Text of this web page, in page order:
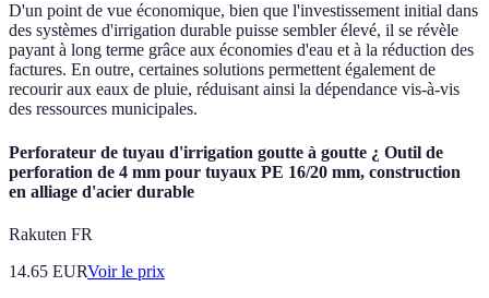
D'un point de vue économique, bien que l'investissement initial dans
des systèmes d'irrigation durable puisse sembler élevé, il se révèle
payant à long terme grâce aux économies d'eau et à la réduction des
factures. En outre, certaines solutions permettent également de
recourir aux eaux de pluie, réduisant ainsi la dépendance vis-à-vis
des ressources municipales.
Perforateur de tuyau d'irrigation goutte à goutte ¿ Outil de
perforation de 4 mm pour tuyaux PE 16/20 mm, construction
en alliage d'acier durable
Rakuten FR
14.65 EURVoir le prix